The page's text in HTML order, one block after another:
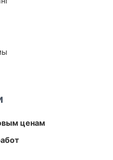
ценам